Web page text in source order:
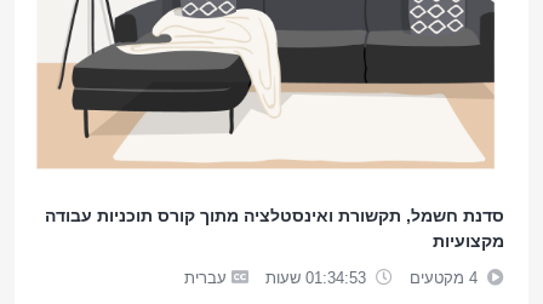
סדנת חשמל, תקשורת ואינסטלציה מתוך קורס תוכניות עבודה
מקצועיות
עברית